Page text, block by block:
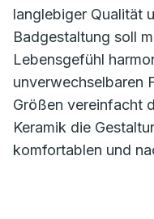
langlebiger Qualität
Badgestaltung soll
Lebensgefühl
unverwechselbaren
Größen vereinfacht
Keramik die
komfortablen und